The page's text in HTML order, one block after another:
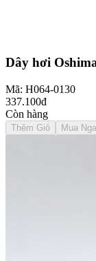
Dây hơi
Mã: H064-0130
337.100đ
Còn hàng
Thêm Giỏ Mua